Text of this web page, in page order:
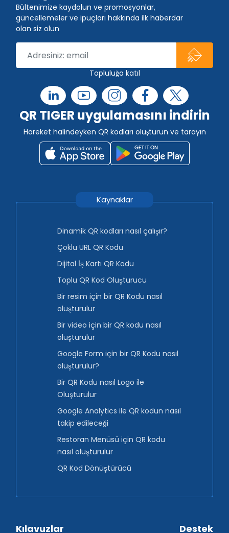
Bültenimize kaydolun ve promosyonlar,
güncellemeler ve ipuçları hakkında ilk haberdar
olan siz olun
Topluluğa katıl
QR TIGER uygulamasını indirin
Hareket halindeyken QR kodları oluşturun ve tarayın
Kaynaklar
Dinamik QR kodları nasıl çalışır?
Çoklu URL QR Kodu
Dijital İş Kartı QR Kodu
Toplu QR Kod Oluşturucu
Bir resim için bir QR Kodu nasıl
oluşturulur
Bir video için bir QR kodu nasıl
oluşturulur
Google Form için bir QR Kodu nasıl
oluşturulur?
Bir QR Kodu nasıl Logo ile
Oluşturulur
Google Analytics ile QR kodun nasıl
takip edileceği
Restoran Menüsü için QR kodu
nasıl oluşturulur
QR Kod Dönüştürücü
Kılavuzlar Destek